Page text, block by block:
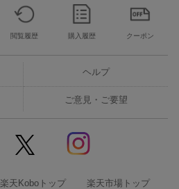
閲覧履歴 購入履歴 クーポン
ヘルプ
ご意見・ご要望
楽天Koboトップ 楽天市場トップ